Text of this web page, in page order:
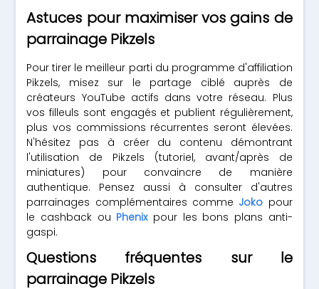
Astuces pour maximiser vos gains de
parrainage Pikzels
Pour tirer le meilleur parti du programme d'affiliation
Pikzels, misez sur le partage ciblé auprès de
créateurs YouTube actifs dans votre réseau. Plus
vos filleuls sont engagés et publient régulièrement,
plus vos commissions récurrentes seront élevées.
N'hésitez pas à créer du contenu démontrant
l'utilisation de Pikzels (tutoriel, avant/après de
miniatures) pour convaincre de manière
authentique. Pensez aussi à consulter d'autres
parrainages complémentaires comme Joko pour
le cashback ou Phenixpour les bons plans anti-
gaspi.
Questions fréquentes sur le
parrainage Pikzels